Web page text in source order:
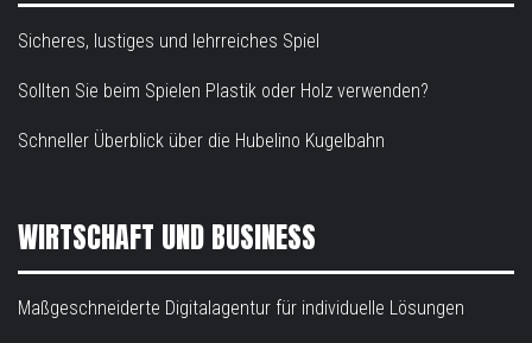
Sicheres, lustiges und lehrreiches Spiel
Sollten Sie beim Spielen Plastik oder Holz verwenden?
Schneller Überblick über die Hubelino Kugelbahn
WIRTSCHAFT UND BUSINESS
Maßgeschneiderte Digitalagentur für individuelle Lösungen